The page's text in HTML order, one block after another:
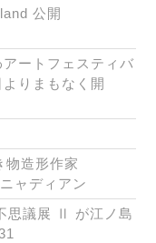
公開
ートフェスティバ
りまもなく開
物造形作家
ャディアン
思議展 Ⅱ が江ノ島